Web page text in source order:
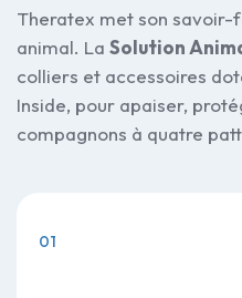
Theratex met son
animal. La Solution
colliers et accessoires
Inside, pour apaiser,
compagnons à quatre
01